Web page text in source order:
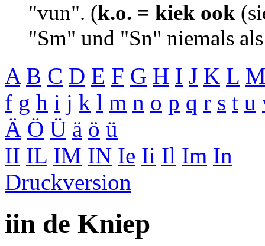
"vun". (k.o. = kiek ook
"Sm" und "Sn" niemals
A B C D E F G H I J K L
f g h i j k l m n o p q r s t u
Ä Ö Ü ä ö ü
II IL IM IN Ie Ii Il Im In
Druckversion
iin de Kniep